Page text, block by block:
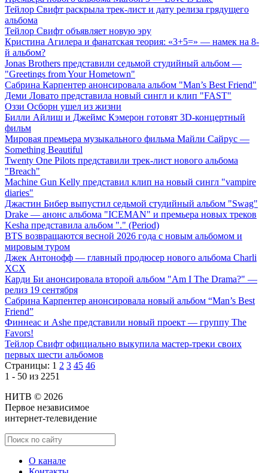
Тейлор Свифт раскрыла трек-лист и дату релиза грядущего
альбома
Тейлор Свифт объявляет новую эру
Кристина Агилера и фанатская теория: «3+5=» — намек на 8-
й альбом?
Jonas Brothers представили седьмой студийный альбом —
"Greetings from Your Hometown"
Сабрина Карпентер анонсировала альбом "Man’s Best Friend"
Деми Ловато представила новый сингл и клип "FAST"
Оззи Осборн ушел из жизни
Билли Айлиш и Джеймс Кэмерон готовят 3D-концертный
фильм
Мировая премьера музыкального фильма Майли Сайрус —
Something Beautiful
Twenty One Pilots представили трек-лист нового альбома
"Breach"
Machine Gun Kelly представил клип на новый сингл "vampire
diaries"
Джастин Бибер выпустил седьмой студийный альбом "Swag"
Drake — анонс альбома "ICEMAN" и премьера новых треков
Kesha представила альбом "." (Period)
BTS возвращаются весной 2026 года с новым альбомом и
мировым туром
Джек Антонофф — главный продюсер нового альбома Charli
XCX
Карди Би анонсировала второй альбом "Am I The Drama?" —
релиз 19 сентября
Сабрина Карпентер анонсировала новый альбом “Man’s Best
Friend”
Финнеас и Ashe представили новый проект — группу The
Favors!
Тейлор Свифт официально выкупила мастер-треки своих
первых шести альбомов
Страницы: 1 2 3 45 46
1 - 50 из 2251
НИТВ © 2026
Первое независимое
интернет-телевидение
О канале